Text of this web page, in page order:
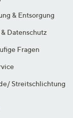
& Entsorgung
Datenschutz
Fragen
Streitschlichtung